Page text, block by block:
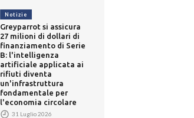
Notizie
Greyparrot si assicura
27 milioni di dollari di
finanziamento di Serie
B: l'intelligenza
artificiale applicata ai
rifiuti diventa
un'infrastruttura
fondamentale per
l'economia circolare
31 Luglio 2026